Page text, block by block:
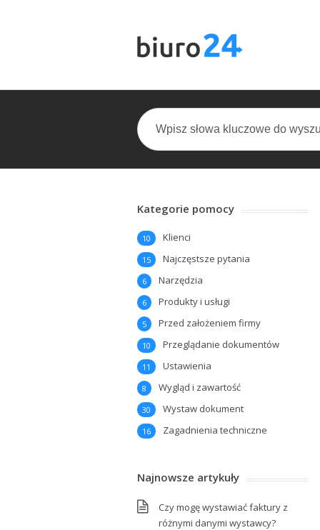
Kategorie pomocy
Klienci
10
Najczęstsze pytania
15
Narzędzia
6
Produkty i usługi
6
Przed założeniem firmy
5
Przeglądanie dokumentów
10
Ustawienia
11
Wygląd i zawartość
8
Wystaw dokument
30
Zagadnienia techniczne
16
Najnowsze artykuły
Czy mogę wystawiać faktury z
różnymi danymi wystawcy?